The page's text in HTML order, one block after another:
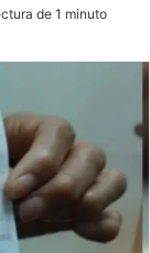
de 1 minuto